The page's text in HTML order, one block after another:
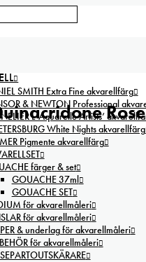
SMITH Extra Fine akvarellfärg
& NEWTON Professional
L’Aquarelle Artists’
White Nights akvarellfärg
Pigmente akvarellfärg
färger & set
GOUACHE 37ml
GOUACHE SET
för akvarellmåleri
för akvarellmåleri
& underlag för akvarellmåleri
för akvarellmåleri
Rose